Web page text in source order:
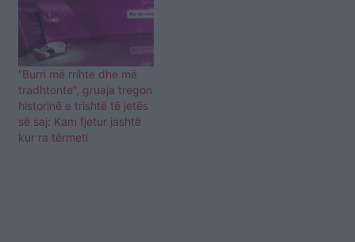
lut mamasë që e kishte
rritur t’i tregonte të…
“Burri më rrihte dhe më
tradhtonte”, gruaja tregon
historinë e trishtë të jetës
së saj: Kam fjetur jashtë
kur ra tërmeti